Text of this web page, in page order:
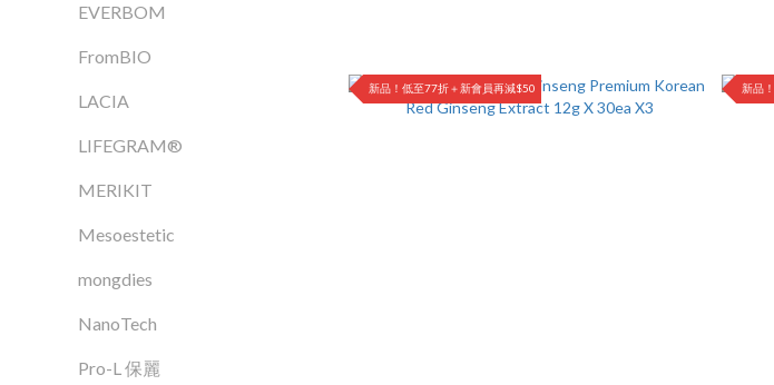
EVERBOM
FromBIO
LACIA
LIFEGRAM®
MERIKIT
Mesoestetic
mongdies
NanoTech
Pro-L 保麗
新品！低至77折＋新會員再減$50 新品